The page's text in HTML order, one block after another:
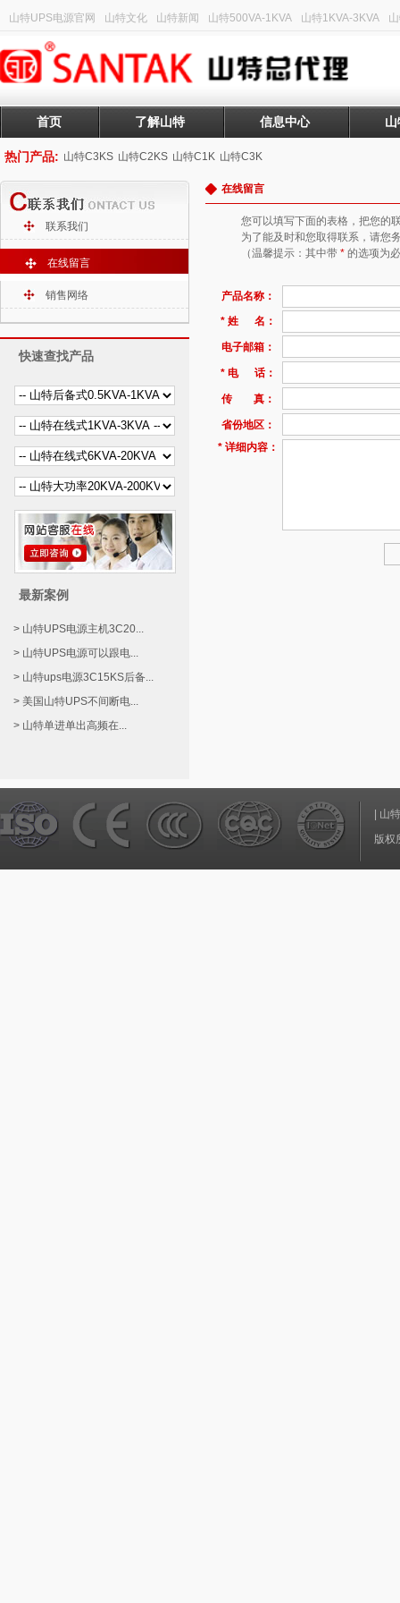
山特UPS电源官网 山特文化 山特新闻 山特500VA-1KVA 山特1KVA-3KVA
首页 了解山特 信息中心
热门产品: 山特C3KS 山特C2KS 山特C1K 山特C3K
联系我们
在线留言
销售网络
快速查找产品
最新案例
> 山特UPS电源主机3C20...
> 山特UPS电源可以跟电...
> 山特ups电源3C15KS后备...
> 美国山特UPS不间断电...
> 山特单进单出高频在...
在线留言
您可以填写下面的表格，把您的
为了能及时和您取得联系，请您
（温馨提示：其中带 * 的选项为
产品名称：
* 姓 名：
电子邮箱：
* 电 话：
传 真：
省份地区：
* 详细内容：
山
版权